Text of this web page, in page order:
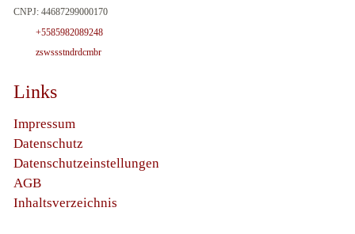
CNPJ: 44687299000170
+5585982089248
zswssstndrdcmbr
Links
Impressum
Datenschutz
Datenschutzeinstellungen
AGB
Inhaltsverzeichnis